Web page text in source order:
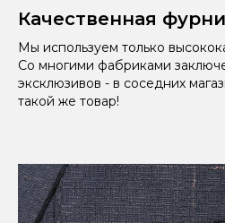
Качественная
Мы используем только
Со многими фабриками
эксклюзивов - в соседних
такой же товар!